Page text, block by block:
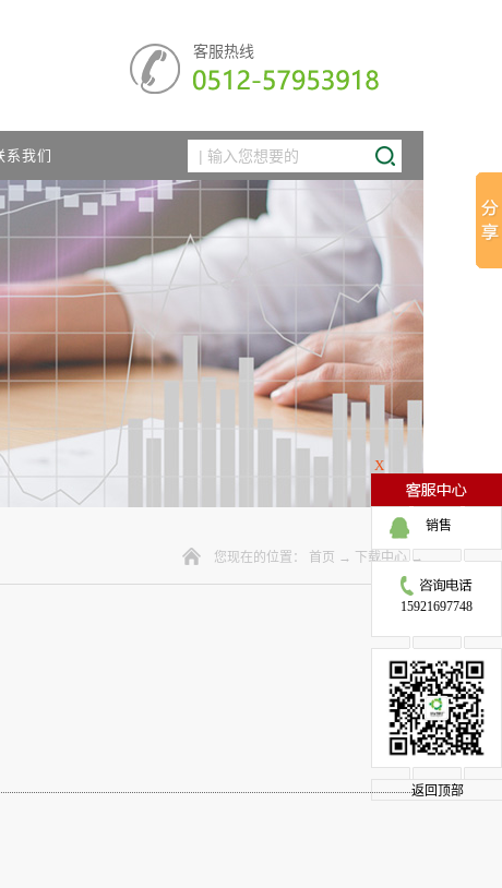
客服热线
系我们
您现在的位置： 首页 → 下载中心 →
X
销售
15921697748
返回顶部